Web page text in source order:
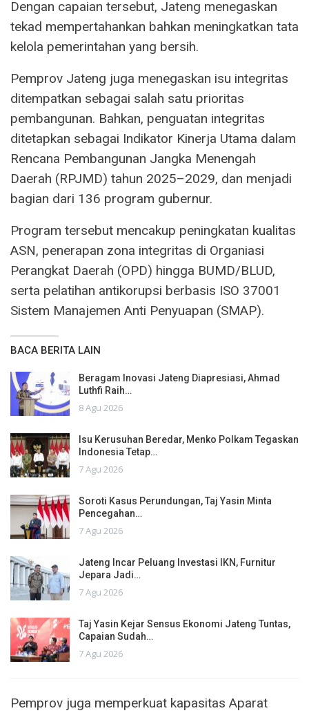
Dengan capaian tersebut, Jateng menegaskan
tekad mempertahankan bahkan meningkatkan tata
kelola pemerintahan yang bersih.
Pemprov Jateng juga menegaskan isu integritas
ditempatkan sebagai salah satu prioritas
pembangunan. Bahkan, penguatan integritas
ditetapkan sebagai Indikator Kinerja Utama dalam
Rencana Pembangunan Jangka Menengah
Daerah (RPJMD) tahun 2025–2029, dan menjadi
bagian dari 136 program gubernur.
Program tersebut mencakup peningkatan kualitas
ASN, penerapan zona integritas di Organiasi
Perangkat Daerah (OPD) hingga BUMD/BLUD,
serta pelatihan antikorupsi berbasis ISO 37001
Sistem Manajemen Anti Penyuapan (SMAP).
BACA BERITA LAIN
Beragam Inovasi Jateng Diapresiasi, Ahmad
Luthfi Raih…
8 Agu 2026
Isu Kerusuhan Beredar, Menko Polkam Tegaskan
Indonesia Tetap…
7 Agu 2026
Soroti Kasus Perundungan, Taj Yasin Minta
Pencegahan…
7 Agu 2026
Jateng Incar Peluang Investasi IKN, Furnitur
Jepara Jadi…
7 Agu 2026
Taj Yasin Kejar Sensus Ekonomi Jateng Tuntas,
Capaian Sudah…
7 Agu 2026
Pemprov juga memperkuat kapasitas Aparat